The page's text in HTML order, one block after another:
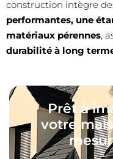
construction intègre
performantes, une
matériaux pérennes,
durabilité à long
Prêt à
votre